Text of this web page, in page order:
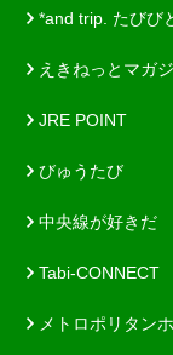
*and trip. たびび
えきねっとマガ
JRE POINT
びゅうたび
中央線が好きだ
Tabi-CONNECT
メトロポリタン